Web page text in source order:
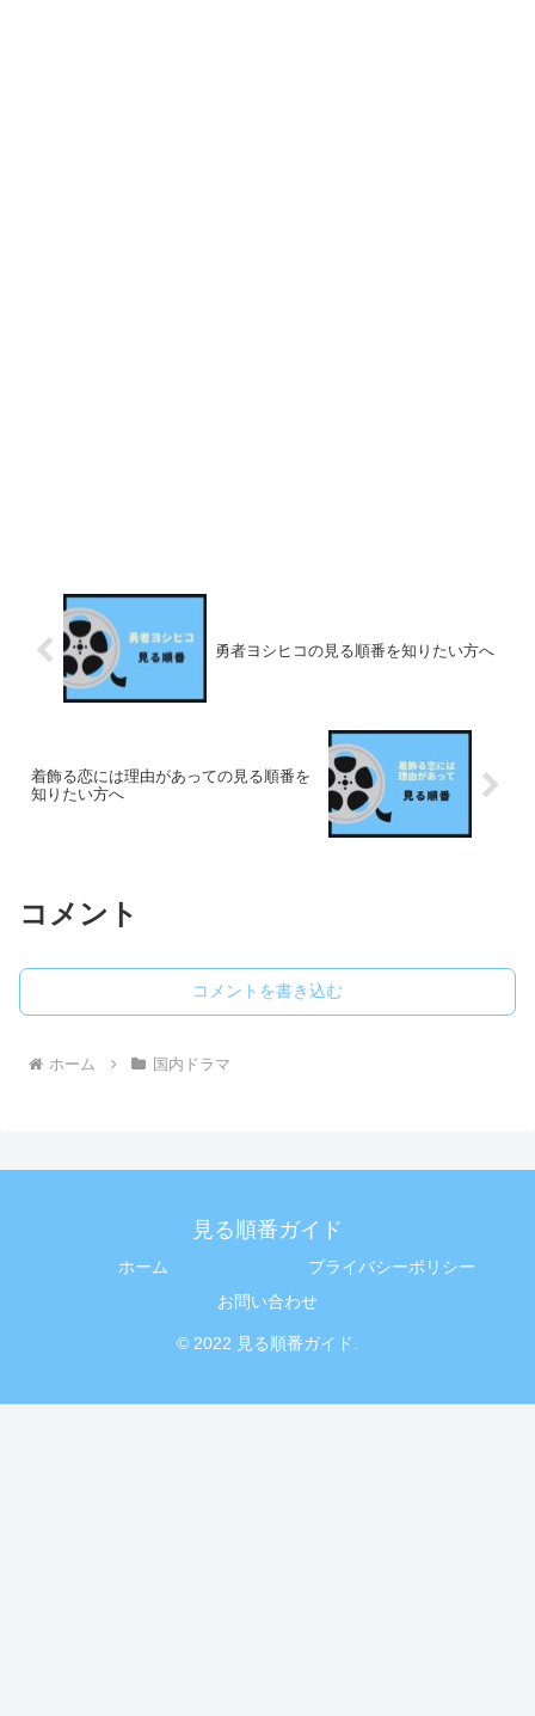
勇者ヨシヒコの見る順番を知りたい方へ
着飾る恋には理由があっての見る順番を
知りたい方へ
コメント
コメントを書き込む
ホーム 国内ドラマ
見る順番ガイド
ホーム
プライバシーポリシー
お問い合わせ
© 2022 見る順番ガイド.